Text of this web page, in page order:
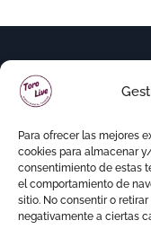
Para ofrecer las mejores
cookies para almacenar
consentimiento de estas
el comportamiento de
sitio. No consentir o
negativamente a ciertas